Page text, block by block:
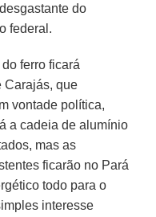
do
federal.
ferro ficará
Carajás, que
vontade política,
a cadeia de alumínio
mas as
ficarão no Pará
todo para o
interesse